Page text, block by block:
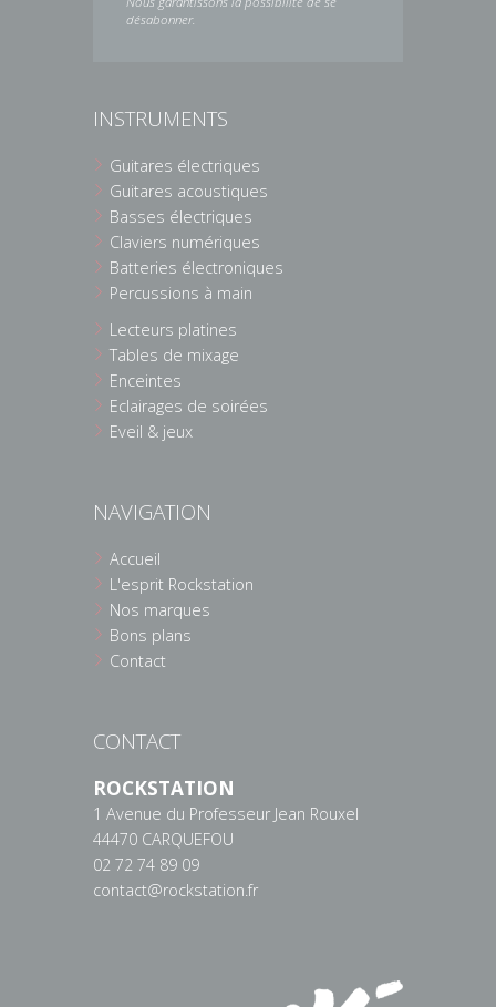
désabonner.
INSTRUMENTS
Guitares électriques
Guitares acoustiques
Basses électriques
Claviers numériques
Batteries électroniques
Percussions à main
Lecteurs platines
Tables de mixage
Enceintes
Eclairages de soirées
Eveil & jeux
NAVIGATION
Accueil
L'esprit Rockstation
Nos marques
Bons plans
Contact
CONTACT
ROCKSTATION
1 Avenue du Professeur Jean Rouxel
44470 CARQUEFOU
02 72 74 89 09
contact@rockstation.fr